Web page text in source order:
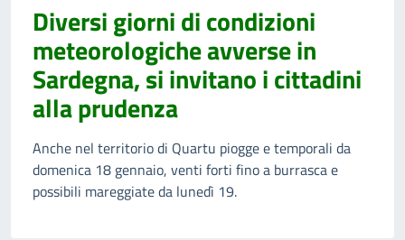
Diversi giorni di condizioni
meteorologiche avverse in
Sardegna, si invitano i cittadini
alla prudenza
Anche nel territorio di Quartu piogge e temporali da
domenica 18 gennaio, venti forti fino a burrasca e
possibili mareggiate da lunedì 19.